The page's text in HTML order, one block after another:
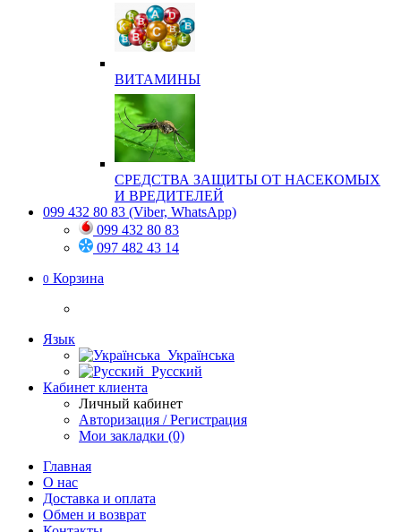
ВИТАМИНЫ
СРЕДСТВА ЗАЩИТЫ ОТ НАСЕКОМЫХ
И ВРЕДИТЕЛЕЙ
099 432 80 83 (Viber, WhatsApp)
099 432 80 83
097 482 43 14
0 Корзина
Язык
Українська
Русский
Кабинет клиента
Личный кабинет
Авторизация / Регистрация
Мои закладки (0)
Главная
О нас
Доставка и оплата
Обмен и возврат